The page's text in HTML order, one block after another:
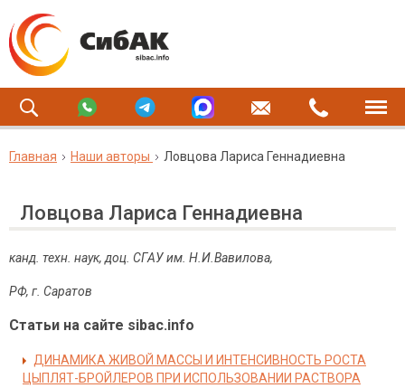
Главная Наши авторы Ловцова Лариса Геннадиевна
Ловцова Лариса Геннадиевна
канд. техн. наук, доц. СГАУ им. Н.И.Вавилова,
РФ, г. Саратов
Статьи на сайте sibac.info
ДИНАМИКА ЖИВОЙ МАССЫ И ИНТЕНСИВНОСТЬ РОСТА
ЦЫПЛЯТ-БРОЙЛЕРОВ ПРИ ИСПОЛЬЗОВАНИИ РАСТВОРА